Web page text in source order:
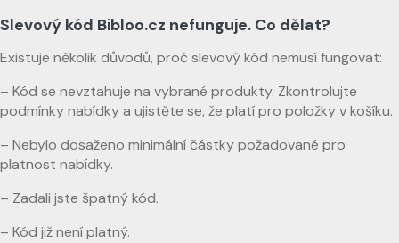
Slevový kód Bibloo.cz nefunguje. Co dělat?
Existuje několik důvodů, proč slevový kód nemusí fungovat:
– Kód se nevztahuje na vybrané produkty. Zkontrolujte
podmínky nabídky a ujistěte se, že platí pro položky v košíku.
– Nebylo dosaženo minimální částky požadované pro
platnost nabídky.
– Zadali jste špatný kód.
– Kód již není platný.